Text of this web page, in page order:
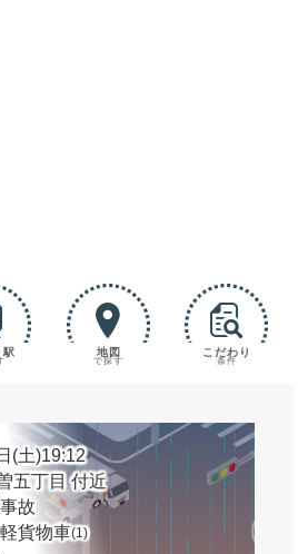
駅 地図
で探す
こだわり
条件
(土)19:12
五丁目 付近
故
軽貨物車(1)